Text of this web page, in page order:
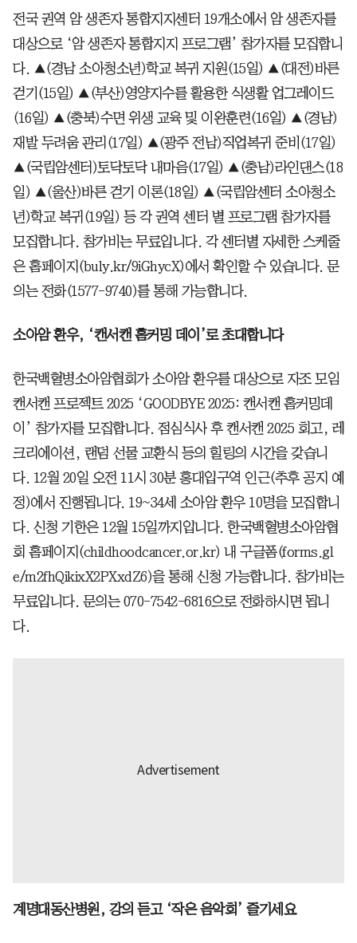
전국 권역 암 생존자 통합지지센터 19개소에서 암 생존자를
대상으로 ‘암 생존자 통합지지 프로그램’ 참가자를 모집합니
다. ▲(경남 소아청소년)학교 복귀 지원(15일) ▲(대전)바른
걷기(15일) ▲(부산)영양지수를 활용한 식생활 업그레이드
(16일) ▲(충북)수면 위생 교육 및 이완훈련(16일) ▲(경남)
재발 두려움 관리(17일) ▲(광주 전남)직업복귀 준비(17일)
▲(국립암센터)토닥토닥 내마음(17일) ▲(충남)라인댄스(18
일) ▲(울산)바른 걷기 이론(18일) ▲(국립암센터 소아청소
년)학교 복귀(19일) 등 각 권역 센터 별 프로그램 참가자를
모집합니다. 참가비는 무료입니다. 각 센터별 자세한 스케줄
은 홈페이지(buly.kr/9iGhycX)에서 확인할 수 있습니다. 문
의는 전화(1577-9740)를 통해 가능합니다.
소아암 환우, ‘캔서캔 홈커밍 데이’로 초대합니다
한국백혈병소아암협회가 소아암 환우를 대상으로 자조 모임
캔서캔 프로젝트 2025 ‘GOODBYE 2025: 캔서캔 홈커밍데
이’ 참가자를 모집합니다. 점심식사 후 캔서캔 2025 회고, 레
크리에이션, 랜덤 선물 교환식 등의 힐링의 시간을 갖습니
다. 12월 20일 오전 11시 30분 홍대입구역 인근(추후 공지 예
정)에서 진행됩니다. 19~34세 소아암 환우 10명을 모집합니
다. 신청 기한은 12월 15일까지입니다. 한국백혈병소아암협
회 홈페이지(childhoodcancer.or.kr) 내 구글폼(forms.gl
e/m2fhQikixX2PXxdZ6)을 통해 신청 가능합니다. 참가비는
무료입니다. 문의는 070-7542-6816으로 전화하시면 됩니
다.
계명대동산병원, 강의 듣고 ‘작은 음악회’ 즐기세요